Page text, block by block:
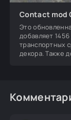
Contact mod
Это
добавляет
транспортных
декора. Также